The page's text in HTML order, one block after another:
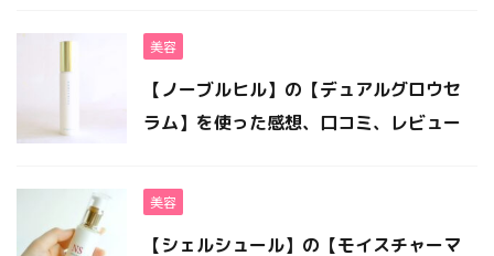
美容
【ノーブルヒル】の【デュアルグロウセ
ラム】を使った感想、口コミ、レビュー
美容
【シェルシュール】の【モイスチャーマ